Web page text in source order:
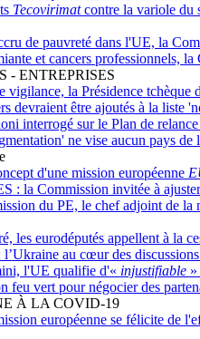
Tecovirimatcontre la variole du
de pauvreté dans l'UE, la
et cancers professionnels,
- ENTREPRISES
vigilance, la Présidence tchèque
devraient être ajoutés à la liste
interrogé sur le Plan de
ne vise aucun pays
d'une mission européenne
: la Commission invitée à
du PE, le chef adjoint de
les eurodéputés appellent à la
l’Ukraine au cœur des
l'UE qualifie d'« injustifiable
feu vert pour négocier des
À LA COVID-19
européenne se félicite de